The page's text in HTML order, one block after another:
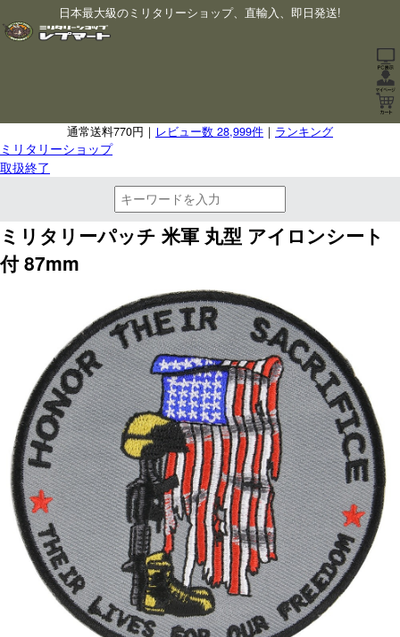
日本最大級のミリタリーショップ、直輸入、即日発送!
通常送料770円｜ レビュー数 28,999件 ｜ ランキング
ミリタリーショップ
取扱終了
ミリタリーパッチ 米軍 丸型 アイロンシート
付 87mm